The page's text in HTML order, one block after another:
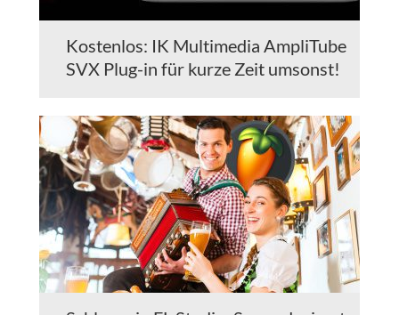
Kostenlos: IK Multimedia AmpliTube
SVX Plug-in für kurze Zeit umsonst!